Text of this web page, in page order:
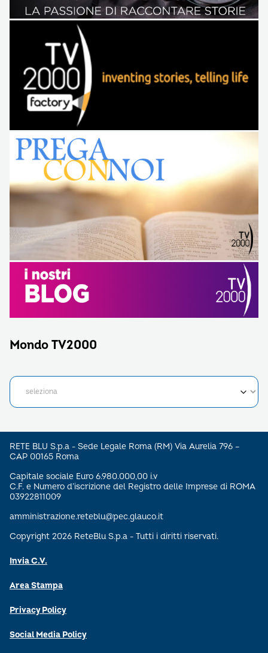
Mondo TV2000
RETE BLU S.p.a - Sede Legale Roma (RM) Via Aurelia 796 –
CAP 00165 Roma
Capitale sociale Euro 6.980.000,00 i.v
C.F. e Numero d’iscrizione del Registro delle Imprese di ROMA
03922811009
amministrazione.reteblu@pec.glauco.it
Copyright 2026 ReteBlu S.p.a - Tutti i diritti riservati.
Invia C.V.
Area Stampa
Privacy Policy
Social Media Policy